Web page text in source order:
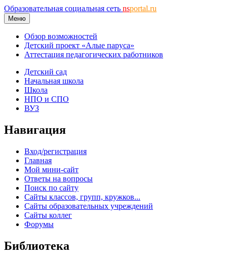
Образовательная социальная сеть nsportal.ru
Меню
Обзор возможностей
Детский проект «Алые паруса»
Аттестация педагогических работников
Детский сад
Начальная школа
Школа
НПО и СПО
ВУЗ
Навигация
Вход/регистрация
Главная
Мой мини-сайт
Ответы на вопросы
Поиск по сайту
Сайты классов, групп, кружков...
Сайты образовательных учреждений
Сайты коллег
Форумы
Библиотека